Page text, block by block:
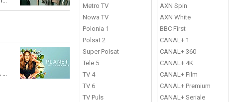
Metro TV
Nowa TV
Polonia 1
Polsat 2
Super Polsat
Tele 5
TV 4
TV 6
TV Puls
AXN Spin
AXN White
BBC First
CANAL+ 1
CANAL+ 360
CANAL+ 4K
CANAL+ Film
CANAL+ Premium
CANAL+ Seriale